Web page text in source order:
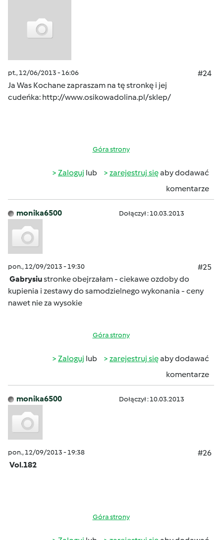
pt., 12/06/2013 - 16:06
#24
Ja Was Kochane zapraszam na tę stronkę i jej
cudeńka: http://www.osikowadolina.pl/sklep/
Góra strony
Zaloguj lub zarejestruj sięaby dodawać
komentarze
monika6500 Dołączył : 10.03.2013
pon., 12/09/2013 - 19:30
#25
Gabrysiustronke obejrzałam - ciekawe ozdoby do
kupienia i zestawy do samodzielnego wykonania - ceny
nawet nie za wysokie
Góra strony
Zaloguj lub zarejestruj sięaby dodawać
komentarze
monika6500 Dołączył : 10.03.2013
pon., 12/09/2013 - 19:38
#26
Vol.182
Góra strony